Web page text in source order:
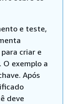
e teste,
criar e
exemplo a
Após
deve